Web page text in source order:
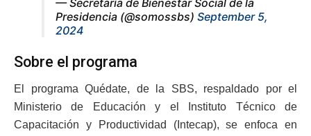
Presidencia (@somossbs) September 5,
2024
Sobre el programa
El programa Quédate, de la SBS, respaldado por el
Ministerio de Educación y el Instituto Técnico de
Capacitación y Productividad (Intecap), se enfoca en